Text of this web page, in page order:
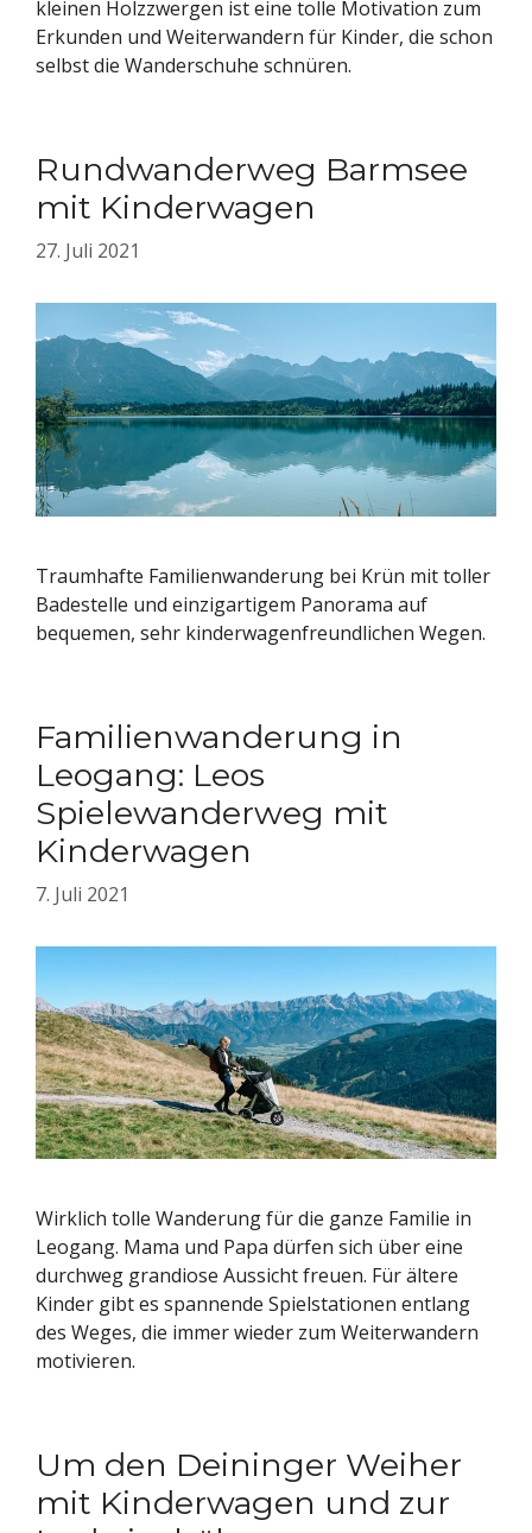
kleinen Holzzwergen ist eine tolle Motivation zum
Erkunden und Weiterwandern für Kinder, die schon
selbst die Wanderschuhe schnüren.
Rundwanderweg Barmsee
mit Kinderwagen
27. Juli 2021
Traumhafte Familienwanderung bei Krün mit toller
Badestelle und einzigartigem Panorama auf
bequemen, sehr kinderwagenfreundlichen Wegen.
Familienwanderung in
Leogang: Leos
Spielewanderweg mit
Kinderwagen
7. Juli 2021
Wirklich tolle Wanderung für die ganze Familie in
Leogang. Mama und Papa dürfen sich über eine
durchweg grandiose Aussicht freuen. Für ältere
Kinder gibt es spannende Spielstationen entlang
des Weges, die immer wieder zum Weiterwandern
motivieren.
Um den Deininger Weiher
mit Kinderwagen und zur